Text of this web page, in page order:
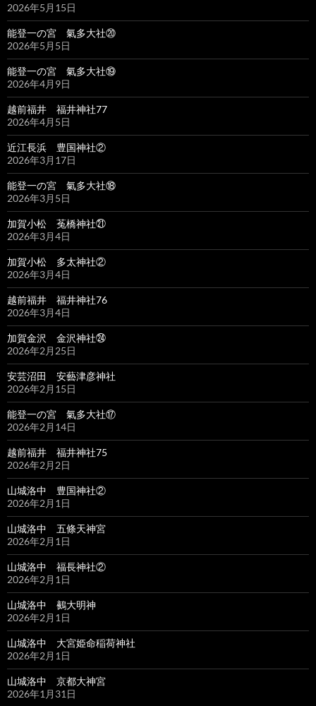
2026年5月15日
能登一の宮 氣多大社⑳
2026年5月5日
能登一の宮 氣多大社⑲
2026年4月9日
越前福井 福井神社77
2026年4月5日
近江長浜 豊国神社②
2026年3月17日
能登一の宮 氣多大社⑱
2026年3月5日
加賀小松 菟橋神社㉑
2026年3月4日
加賀小松 多太神社②
2026年3月4日
越前福井 福井神社76
2026年3月4日
加賀金沢 金沢神社㉔
2026年2月25日
安芸沼田 安藝津彦神社
2026年2月15日
能登一の宮 氣多大社⑰
2026年2月14日
越前福井 福井神社75
2026年2月2日
山城洛中 豊国神社②
2026年2月1日
山城洛中 五條天神宮
2026年2月1日
山城洛中 福長神社②
2026年2月1日
山城洛中 鵺大明神
2026年2月1日
山城洛中 大宮姫命稲荷神社
2026年2月1日
山城洛中 京都大神宮
2026年1月31日